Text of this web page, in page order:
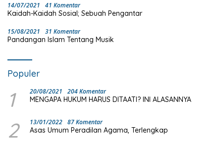
14/07/2021 41 Komentar
Kaidah-Kaidah Sosial; Sebuah Pengantar
15/08/2021 31 Komentar
Pandangan Islam Tentang Musik
Populer
1 20/08/2021 204 Komentar
MENGAPA HUKUM HARUS DITAATI? INI ALASANNYA
2 13/01/2022 87 Komentar
Asas Umum Peradilan Agama, Terlengkap